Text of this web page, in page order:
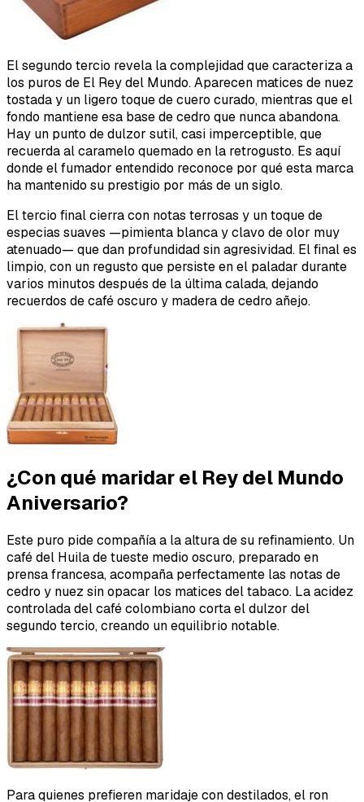
El segundo tercio revela la complejidad que caracteriza a
los puros de El Rey del Mundo. Aparecen matices de nuez
tostada y un ligero toque de cuero curado, mientras que el
fondo mantiene esa base de cedro que nunca abandona.
Hay un punto de dulzor sutil, casi imperceptible, que
recuerda al caramelo quemado en la retrogusto. Es aquí
donde el fumador entendido reconoce por qué esta marca
ha mantenido su prestigio por más de un siglo.
El tercio final cierra con notas terrosas y un toque de
especias suaves —pimienta blanca y clavo de olor muy
atenuado— que dan profundidad sin agresividad. El final es
limpio, con un regusto que persiste en el paladar durante
varios minutos después de la última calada, dejando
recuerdos de café oscuro y madera de cedro añejo.
¿Con qué maridar el Rey del Mundo
Aniversario?
Este puro pide compañía a la altura de su refinamiento. Un
café del Huila de tueste medio oscuro, preparado en
prensa francesa, acompaña perfectamente las notas de
cedro y nuez sin opacar los matices del tabaco. La acidez
controlada del café colombiano corta el dulzor del
segundo tercio, creando un equilibrio notable.
Para quienes prefieren maridaje con destilados, el ron